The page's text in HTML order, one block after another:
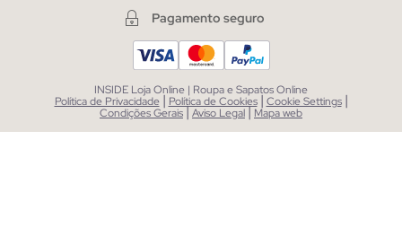
Pagamento seguro
INSIDE Loja Online | Roupa e Sapatos Online
Política de Privacidade | Política de Cookies | Cookie Settings |
Condições Gerais|Aviso Legal| Mapa web